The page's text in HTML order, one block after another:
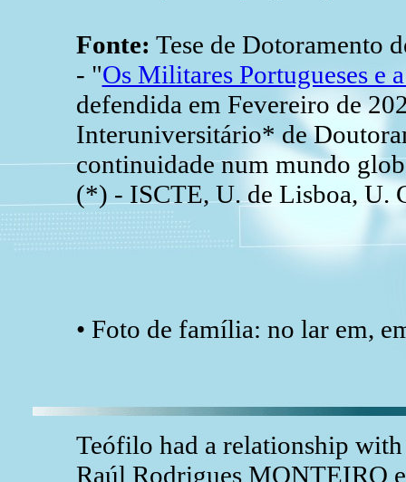
Fonte: Tese de Dotoramento
- "Os Militares Portugueses e
defendida em Fevereiro de
Interuniversitário* de
continuidade num mundo
(*) - ISCTE, U. de Lisboa, U.
• Foto de família: no lar em,
Teófilo had a relationship
Raúl Rodrigues MONTEIRO